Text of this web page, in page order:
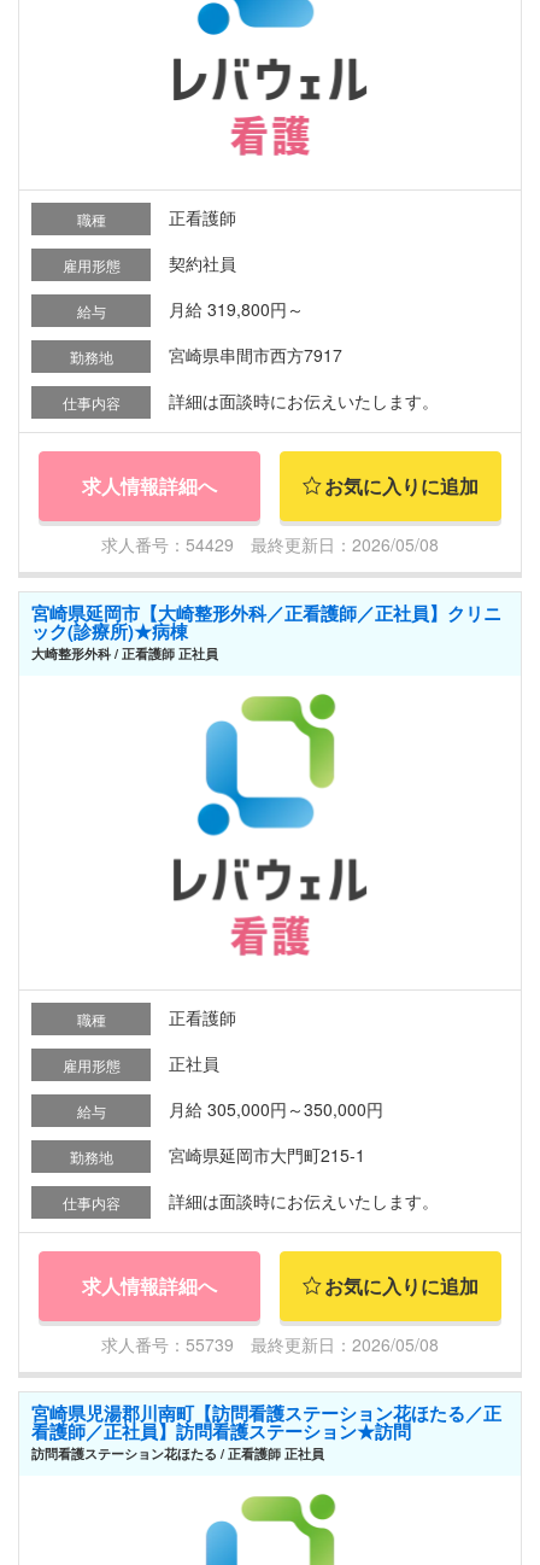
職種 正看護師
雇用形態 契約社員
給与 月給 319,800円～
勤務地 宮崎県串間市西方7917
仕事内容 詳細は面談時にお伝えいたします。
求人情報詳細へ お気に入りに追加
求人番号：54429 最終更新日：2026/05/08
宮崎県延岡市【大崎整形外科／正看護師／正社員】クリニ
ック(診療所)★病棟
大崎整形外科 / 正看護師 正社員
職種 正看護師
雇用形態 正社員
給与 月給 305,000円～350,000円
勤務地 宮崎県延岡市大門町215-1
仕事内容 詳細は面談時にお伝えいたします。
求人情報詳細へ お気に入りに追加
求人番号：55739 最終更新日：2026/05/08
宮崎県児湯郡川南町【訪問看護ステーション花ほたる／正
看護師／正社員】訪問看護ステーション★訪問
訪問看護ステーション花ほたる / 正看護師 正社員